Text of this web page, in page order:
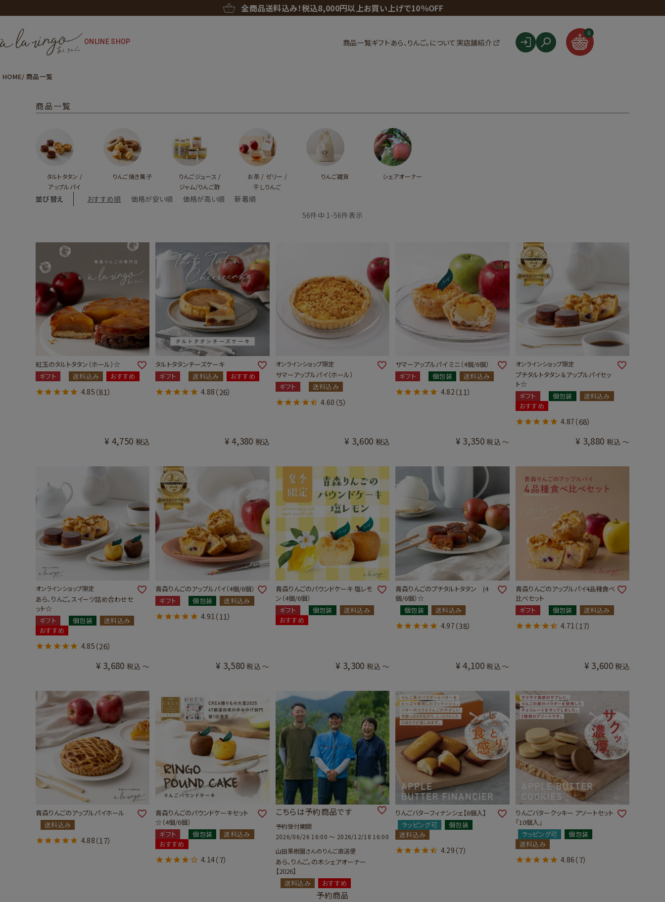
全商品送料込み！税込8,000円以上お買い上げで10％OFF
ONLINE SHOP 商品一覧ギフト あら、りんご。について 実店舗紹介
0
HOME 商品一覧
商品一覧
タルトタタン /
アップルパイ
りんご焼き菓子
りんごジュース /
ジャム/りんご酢
お茶 / ゼリー /
干しりんご
りんご雑貨 シェアオーナー
並び替え おすすめ順 価格が安い順 価格が高い順
新着順
56件中 1 -56件表示
紅玉のタルトタタン（ホール）☆
ギフト
送料込み おすすめ
¥ 4,750 税込
4.85 （81）
タルトタタンチーズケーキ
ギフト
送料込み おすすめ
¥ 4,380 税込
4.88 （26）
オンラインショップ限定
サマーアップルパイ（ホール）
ギフト
送料込み
¥ 3,600 税込
4.60 （5）
サマーアップルパイ ミニ（4個/6個）
ギフト
個包装 送料込み
¥ 3,350 税込 〜
4.82 （11）
オンラインショップ限定
プチタルトタタン＆アップルパイセッ
ト☆
ギフト
個包装
送料込み
おすすめ
¥ 3,880 税込 〜
4.87 （68）
オンラインショップ限定
あら、りんご。スイーツ詰め合わせセ
ット☆
ギフト
個包装
送料込み
おすすめ
¥ 3,680 税込 〜
4.85 （26）
青森りんごのアップルパイ（4個/6個）
ギフト
個包装 送料込み
¥ 3,580 税込 〜
4.91 （11）
青森りんごのパウンドケーキ 塩レモ
ン（4個/6個）
ギフト
個包装
送料込み
おすすめ
¥ 3,300 税込 〜
青森りんごのプチタルトタタン (4
個/6個）☆
個包装
送料込み
¥ 4,100 税込 〜
4.97 （38）
青森りんごのアップルパイ4品種食べ
比べセット
ギフト
個包装 送料込み
¥ 3,600 税込
4.71 （17）
青森りんごのアップルパイホール
送料込み
4.88 （17）
青森りんごのパウンドケーキセット
☆（4個/6個）
ギフト
個包装
送料込み
おすすめ
4.14（7）
こちらは予約商品です
予約受付期間
2026/06/26 16:00 〜 2026/12/18 16:00
山田果樹園さんのりんご直送便
あら、りんご。の木シェアオーナー
【2026】
送料込み
おすすめ
予約商品
りんごバターフィナンシェ【6個入】
ラッピング可
個包装
送料込み
4.29 （7）
りんごバタークッキー アソートセット
「10個入」
ラッピング可
個包装
送料込み
4.86 （7）